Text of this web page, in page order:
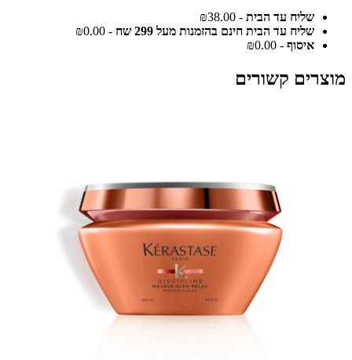
שליח עד הבית - ₪38.00
שליח עד הבית חינם בהזמנות מעל 299 שח
- ₪0.00
איסוף - ₪0.00
מוצרים קשורים